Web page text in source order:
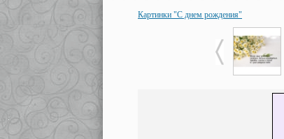
Картинки "С днем рождения"